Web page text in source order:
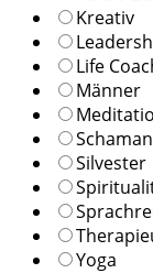
Kreativ
Life
Männer
Silvester
Yoga